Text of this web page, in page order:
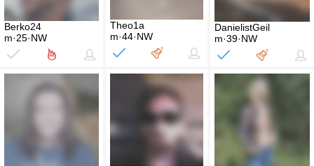
Berko24
m·25·NW
Theo1a
m·44·NW
DanielistGeil
m·39·NW